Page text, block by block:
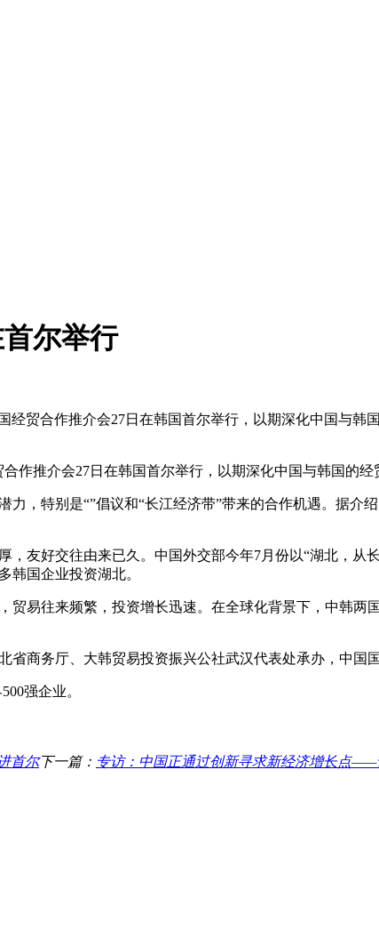
尔举行
贸合作推介会27日在韩国首尔举行，以期深化中国与
推介会27日在韩国首尔举行，以期深化中国与韩国的经
特别是“”倡议和“长江经济带”带来的合作机遇。据介
好交往由来已久。中国外交部今年7月份以“湖北，从
韩国企业投资湖北。
易往来频繁，投资增长迅速。在全球化背景下，中韩两
务厅、大韩贸易投资振兴公社武汉代表处承办，中国
强企业。
首尔下一篇： 专访：中国正通过创新寻求新经济增长点